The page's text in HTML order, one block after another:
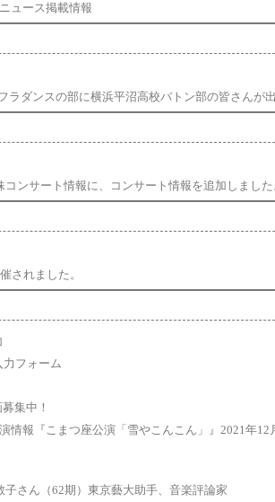
ュース掲載情報
ラダンスの部に横浜平沼高校バトン部の皆さんが
ンサート情報に、コンサート情報を追加しました
されました。
力フォーム
集中！
情報『こまつ座公演「雪やこんこん」』2021年
さん（62期）東京藝大助手、音楽評論家